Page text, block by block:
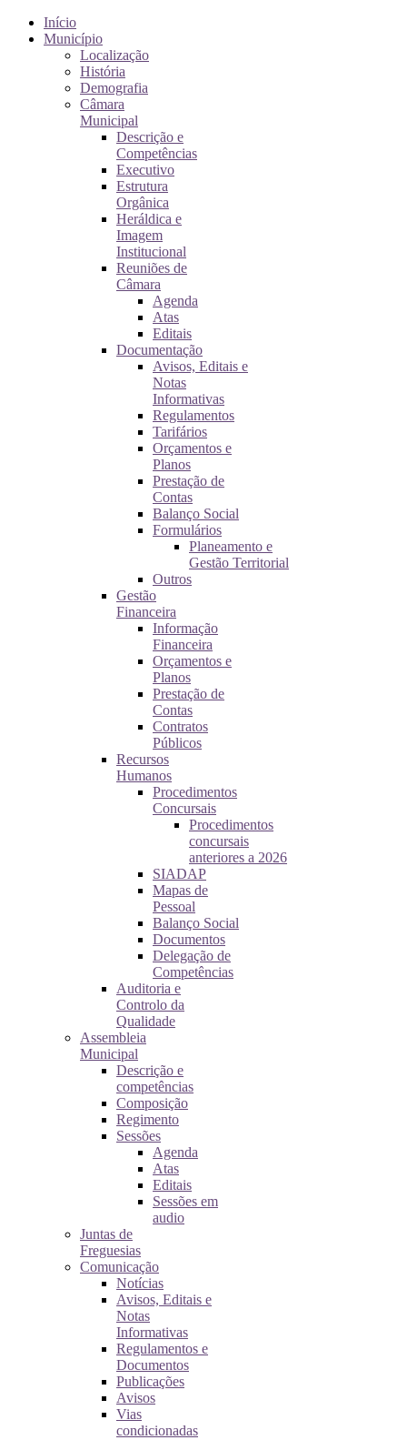
Início
Município
Localização
História
Demografia
Câmara
Municipal
Descrição e
Competências
Executivo
Estrutura
Orgânica
Heráldica e
Imagem
Institucional
Reuniões de
Câmara
Agenda
Atas
Editais
Documentação
Avisos, Editais e
Notas
Informativas
Regulamentos
Tarifários
Orçamentos e
Planos
Prestação de
Contas
Balanço Social
Formulários
Planeamento e
Gestão Territorial
Outros
Gestão
Financeira
Informação
Financeira
Orçamentos e
Planos
Prestação de
Contas
Contratos
Públicos
Recursos
Humanos
Procedimentos
Concursais
Procedimentos
concursais
anteriores a 2026
SIADAP
Mapas de
Pessoal
Balanço Social
Documentos
Delegação de
Competências
Auditoria e
Controlo da
Qualidade
Assembleia
Municipal
Descrição e
competências
Composição
Regimento
Sessões
Agenda
Atas
Editais
Sessões em
audio
Juntas de
Freguesias
Comunicação
Notícias
Avisos, Editais e
Notas
Informativas
Regulamentos e
Documentos
Publicações
Avisos
Vias
condicionadas